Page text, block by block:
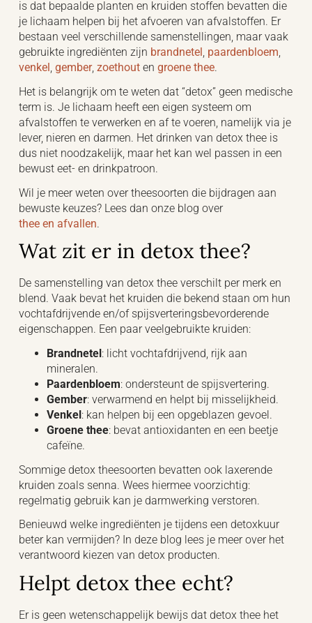
is dat bepaalde planten en kruiden stoffen bevatten die
je lichaam helpen bij het afvoeren van afvalstoffen. Er
bestaan veel verschillende samenstellingen, maar vaak
gebruikte ingrediënten zijn brandnetel, paardenbloem,
venkel, gember, zoethouten groene thee.
Het is belangrijk om te weten dat “detox” geen medische
term is. Je lichaam heeft een eigen systeem om
afvalstoffen te verwerken en af te voeren, namelijk via je
lever, nieren en darmen. Het drinken van detox thee is
dus niet noodzakelijk, maar het kan wel passen in een
bewust eet- en drinkpatroon.
Wil je meer weten over theesoorten die bijdragen aan
bewuste keuzes? Lees dan onze blog over
thee en afvallen.
Wat zit er in detox thee?
De samenstelling van detox thee verschilt per merk en
blend. Vaak bevat het kruiden die bekend staan om hun
vochtafdrijvende en/of spijsverteringsbevorderende
eigenschappen. Een paar veelgebruikte kruiden:
Brandnetel: licht vochtafdrijvend, rijk aan
mineralen.
Paardenbloem: ondersteunt de spijsvertering.
Gember: verwarmend en helpt bij misselijkheid.
Venkel: kan helpen bij een opgeblazen gevoel.
Groene thee: bevat antioxidanten en een beetje
cafeïne.
Sommige detox theesoorten bevatten ook laxerende
kruiden zoals senna. Wees hiermee voorzichtig:
regelmatig gebruik kan je darmwerking verstoren.
Benieuwd welke ingrediënten je tijdens een detoxkuur
beter kan vermijden? In deze blog lees je meer over het
verantwoord kiezen van detox producten.
Helpt detox thee echt?
Er is geen wetenschappelijk bewijs dat detox thee het